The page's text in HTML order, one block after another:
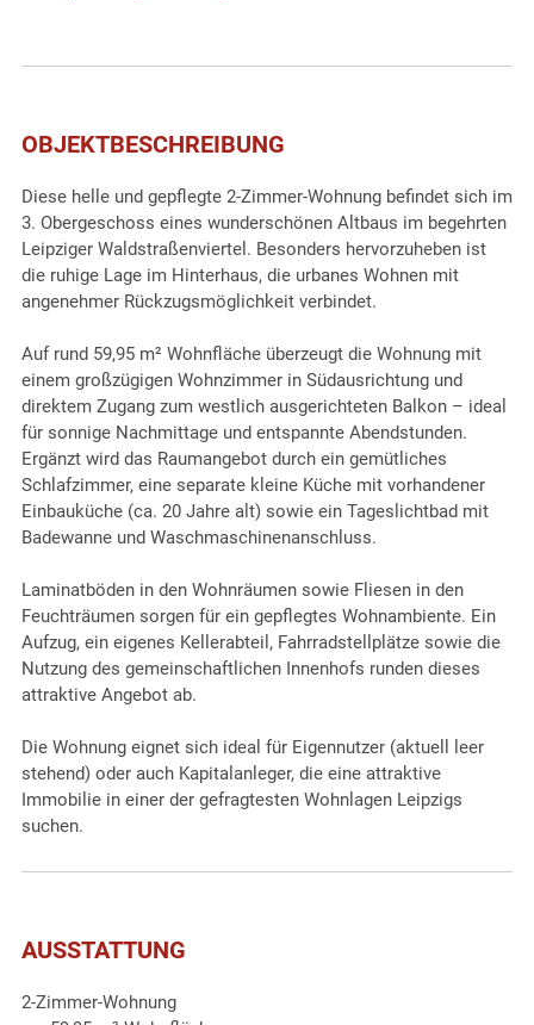
OBJEKTBESCHREIBUNG
Diese helle und gepflegte 2-Zimmer-Wohnung befindet sich im
3. Obergeschoss eines wunderschönen Altbaus im begehrten
Leipziger Waldstraßenviertel. Besonders hervorzuheben ist
die ruhige Lage im Hinterhaus, die urbanes Wohnen mit
angenehmer Rückzugsmöglichkeit verbindet.
Auf rund 59,95 m² Wohnfläche überzeugt die Wohnung mit
einem großzügigen Wohnzimmer in Südausrichtung und
direktem Zugang zum westlich ausgerichteten Balkon – ideal
für sonnige Nachmittage und entspannte Abendstunden.
Ergänzt wird das Raumangebot durch ein gemütliches
Schlafzimmer, eine separate kleine Küche mit vorhandener
Einbauküche (ca. 20 Jahre alt) sowie ein Tageslichtbad mit
Badewanne und Waschmaschinenanschluss.
Laminatböden in den Wohnräumen sowie Fliesen in den
Feuchträumen sorgen für ein gepflegtes Wohnambiente. Ein
Aufzug, ein eigenes Kellerabteil, Fahrradstellplätze sowie die
Nutzung des gemeinschaftlichen Innenhofs runden dieses
attraktive Angebot ab.
Die Wohnung eignet sich ideal für Eigennutzer (aktuell leer
stehend) oder auch Kapitalanleger, die eine attraktive
Immobilie in einer der gefragtesten Wohnlagen Leipzigs
suchen.
AUSSTATTUNG
2-Zimmer-Wohnung